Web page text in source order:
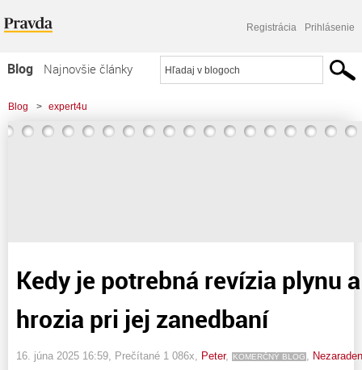
Registrácia Prihlásenie
Blog
Najnovšie články
Najčítanejšie články
Najkomentovanejšie články
Blog > expert4u
> Kedy je potrebná revízia plynu a aké riziká hrozia pri jej zanedbaní
Kedy je potrebná revízia plynu
hrozia pri jej zanedbaní
16. júna 2025 16:59 , Prečítané 1 086x, Peter, KOMERČNÝ BLOG